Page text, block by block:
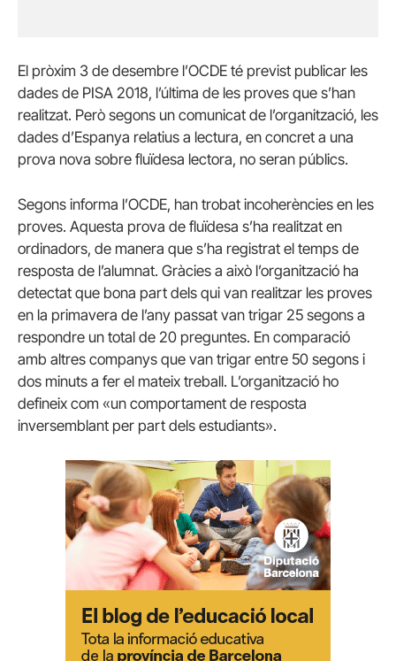
El pròxim 3 de desembre l’OCDE té previst publicar les
dades de PISA 2018, l’última de les proves que s’han
realitzat. Però segons un comunicat de l’organització, les
dades d’Espanya relatius a lectura, en concret a una
prova nova sobre fluïdesa lectora, no seran públics.
Segons informa l’OCDE, han trobat incoherències en les
proves. Aquesta prova de fluïdesa s’ha realitzat en
ordinadors, de manera que s’ha registrat el temps de
resposta de l’alumnat. Gràcies a això l’organització ha
detectat que bona part dels qui van realitzar les proves
en la primavera de l’any passat van trigar 25 segons a
respondre un total de 20 preguntes. En comparació
amb altres companys que van trigar entre 50 segons i
dos minuts a fer el mateix treball. L’organització ho
defineix com «un comportament de resposta
inversemblant per part dels estudiants».